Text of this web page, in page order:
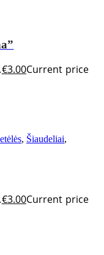
€3.00Current price
, Šiaudeliai,
€3.00Current price